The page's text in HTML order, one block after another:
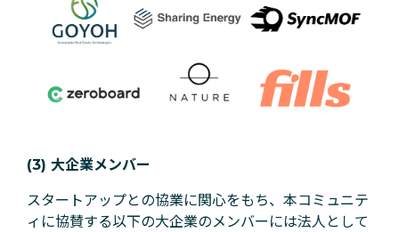
(3) 大企業メンバー
スタートアップとの協業に関心をもち、本コミュニテ
ィに協賛する以下の大企業のメンバーには法人として